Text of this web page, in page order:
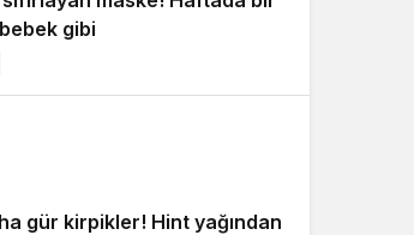
gibi
gür kirpikler! Hint yağından